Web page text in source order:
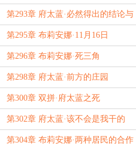
第293章 府太蓝·必然得出的结论与
行动
第295章 布莉安娜·11月16日
第296章 布莉安娜·死三角
第298章 府太蓝·前方的庄园
第300章 双拼·府太蓝之死
第302章 府太蓝·该不会是我干的
吧？
第304章 布莉安娜·两种居民的合作